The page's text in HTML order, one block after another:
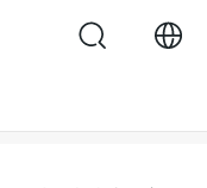
search